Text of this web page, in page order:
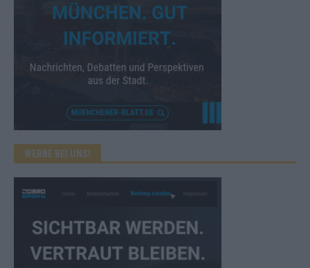
WERBE BEI UNS!